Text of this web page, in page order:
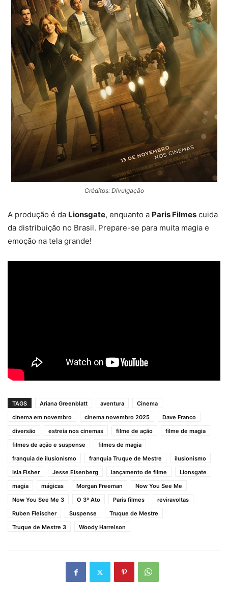
Créditos: Divulgação
A produção é da Lionsgate, enquanto a Paris Filmes cuida
da distribuição no Brasil. Prepare-se para muita magia e
emoção na tela grande!
TAGS Ariana Greenblatt aventura
Cinema
cinema em novembro
cinema novembro 2025
Dave Franco
diversão
estreia nos cinemas filme de ação
filme de magia
filmes de ação e suspense
filmes de magia
franquia de ilusionismo
franquia Truque de Mestre
ilusionismo
Isla Fisher
Jesse Eisenberg lançamento de filme
Lionsgate
magia
mágicas Morgan Freeman
Now You See Me
Now You See Me 3
O 3º Ato Paris filmes
reviravoltas
Ruben Fleischer
Suspense
Truque de Mestre
Truque de Mestre 3
Woody Harrelson